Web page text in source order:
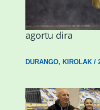
Astelehenean
emakumezkoen
agortu dira
DURANGO, KIROLAK/